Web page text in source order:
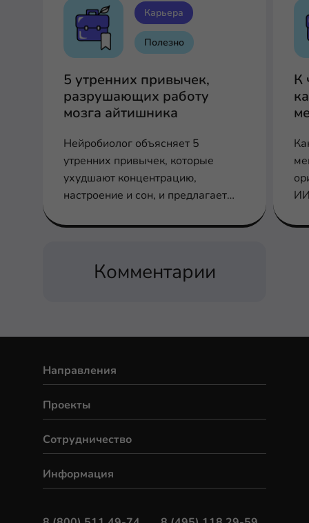
Карьера
Полезно
5 утренних привычек,
разрушающих работу
мозга айтишника
Нейробиолог объясняет 5
утренних привычек, которые
ухудшают концентрацию,
настроение и сон, и предлагает
альтернативы.
К
Комментарии
Направления
Сотрудничество
Проекты
Информация